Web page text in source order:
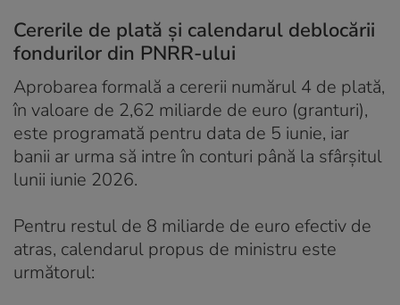
Cererile de plată și calendarul deblocării
fondurilor din PNRR-ului
Aprobarea formală a cererii numărul 4 de plată,
în valoare de 2,62 miliarde de euro (granturi),
este programată pentru data de 5 iunie, iar
banii ar urma să intre în conturi până la sfârșitul
lunii iunie 2026.
Pentru restul de 8 miliarde de euro efectiv de
atras, calendarul propus de ministru este
următorul: